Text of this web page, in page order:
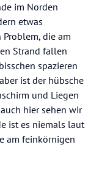
im Norden
etwas
die am
Strand fallen
spazieren
ist der hübsche
und Liegen
hier sehen wir
ist es niemals laut
am feinkörnigen